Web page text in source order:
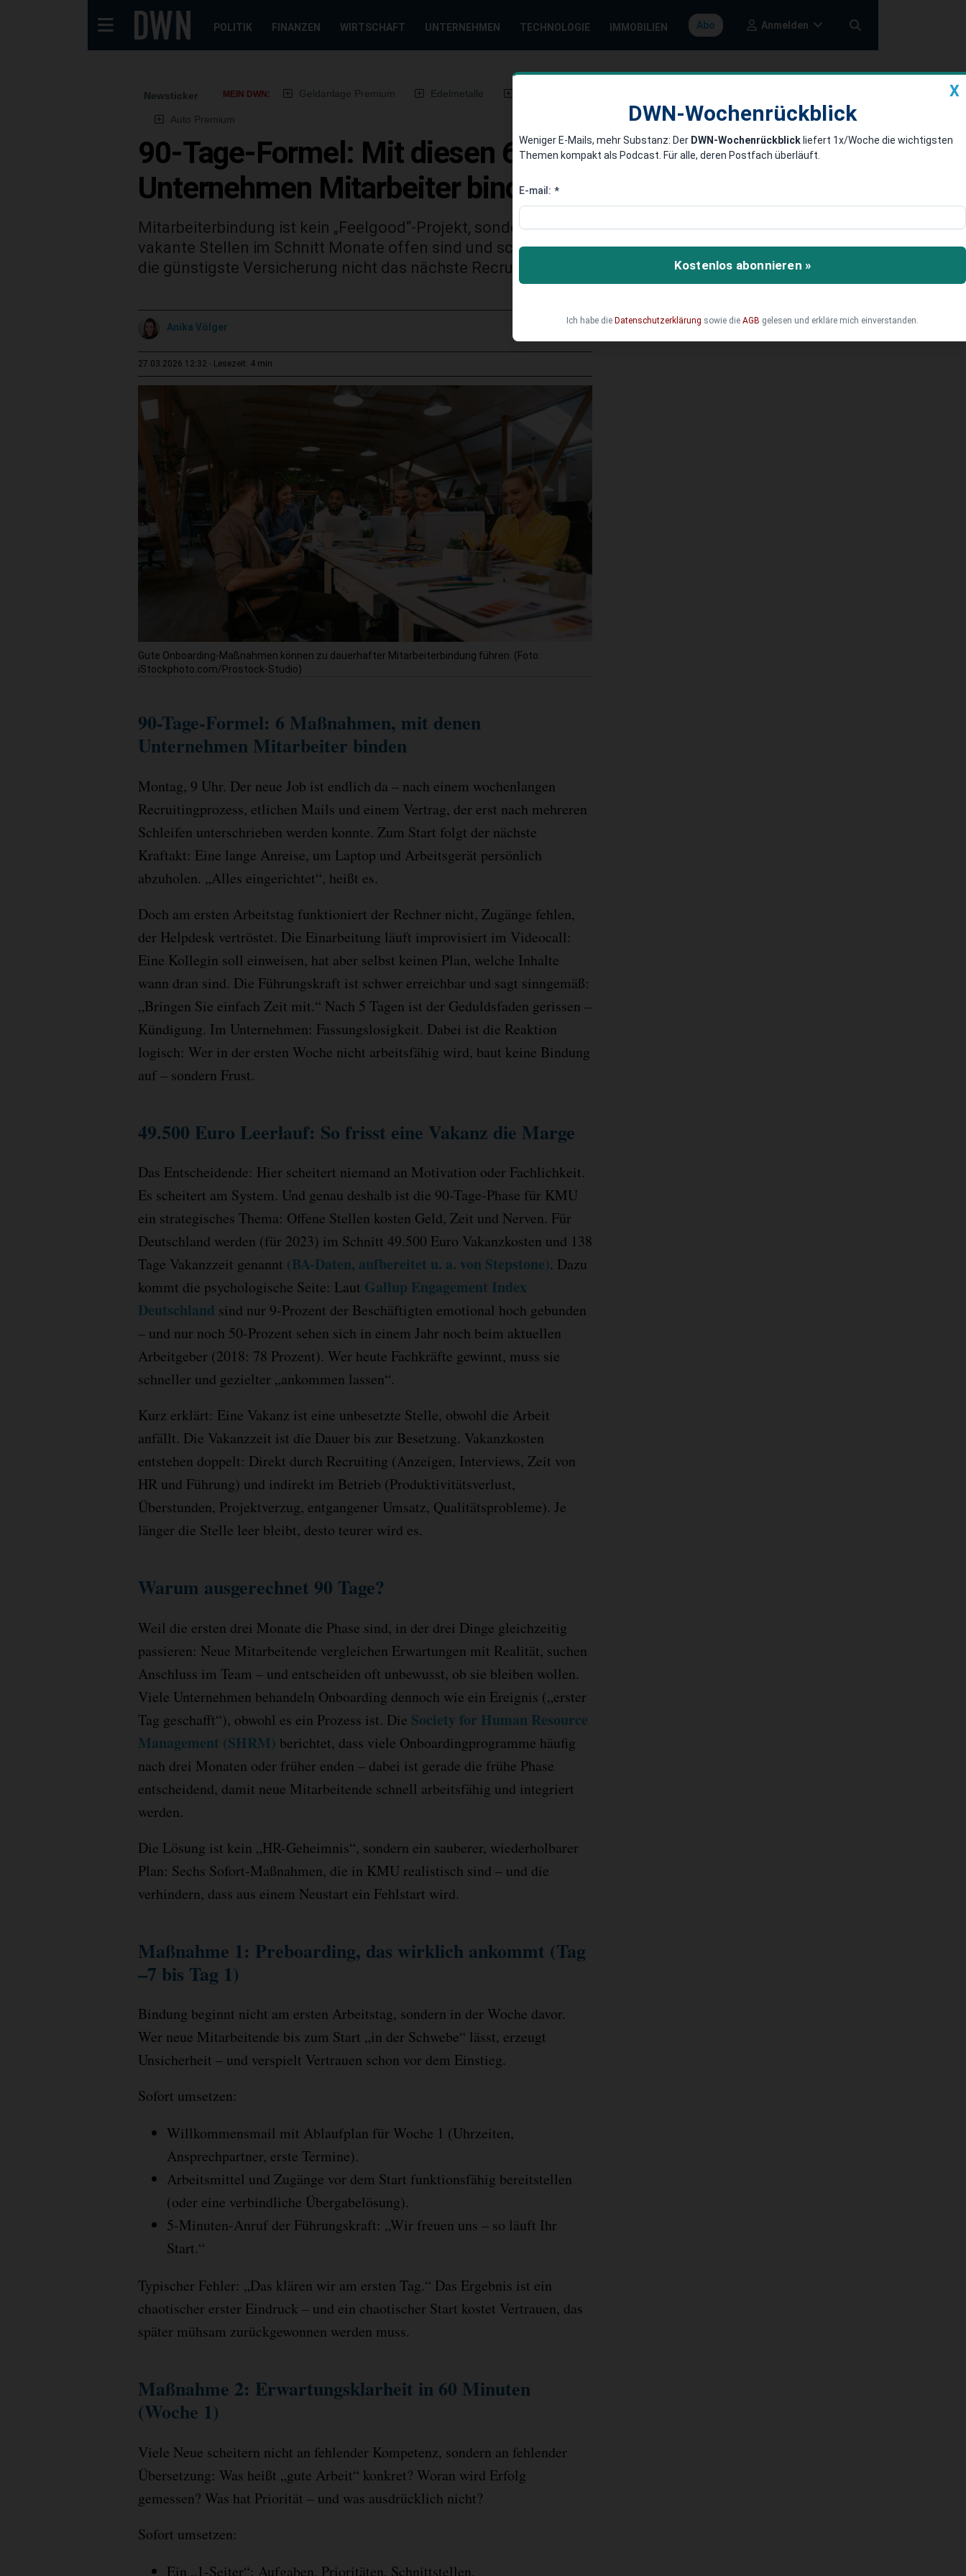
POLITIK FINANZEN WIRTSCHAFT UNTERNEHMEN TECHNOLOGIE IMMOBILIEN Abo Anmelden
Newsticker MEIN DWN: Geldanlage Premium Edelmetalle
Auto Premium
90-Tage-Formel: Mit diesen 6 Maßnahmen können
Unternehmen Mitarbeiter binden
Mitarbeiterbindung ist kein „Feelgood“-Projekt, sondern ein knallharter Wirtschaftsfaktor. Wenn
vakante Stellen im Schnitt Monate offen sind und schnell fünfstellige Kosten verursachen, ist
die günstigste Versicherung nicht das nächste Recruitingtool – sondern ein sauberer Start.
Anika Völger
27.03.2026 12:32 Lesezeit: 4 min
Gute Onboarding-Maßnahmen können zu dauerhafter Mitarbeiterbindung führen. (Foto:
iStockphoto.com/Prostock-Studio)
90-Tage-Formel: 6 Maßnahmen, mit denen
Unternehmen Mitarbeiter binden
Montag, 9 Uhr. Der neue Job ist endlich da – nach einem wochenlangen
Recruitingprozess, etlichen Mails und einem Vertrag, der erst nach mehreren
Schleifen unterschrieben werden konnte. Zum Start folgt der nächste
Kraftakt: Eine lange Anreise, um Laptop und Arbeitsgerät persönlich
abzuholen. „Alles eingerichtet“, heißt es.
Doch am ersten Arbeitstag funktioniert der Rechner nicht, Zugänge fehlen,
der Helpdesk vertröstet. Die Einarbeitung läuft improvisiert im Videocall:
Eine Kollegin soll einweisen, hat aber selbst keinen Plan, welche Inhalte
wann dran sind. Die Führungskraft ist schwer erreichbar und sagt sinngemäß:
„Bringen Sie einfach Zeit mit.“ Nach 5 Tagen ist der Geduldsfaden gerissen –
Kündigung. Im Unternehmen: Fassungslosigkeit. Dabei ist die Reaktion
logisch: Wer in der ersten Woche nicht arbeitsfähig wird, baut keine Bindung
auf – sondern Frust.
49.500 Euro Leerlauf: So frisst eine Vakanz die Marge
Das Entscheidende: Hier scheitert niemand an Motivation oder Fachlichkeit.
Es scheitert am System. Und genau deshalb ist die 90-Tage-Phase für KMU
ein strategisches Thema: Offene Stellen kosten Geld, Zeit und Nerven. Für
Deutschland werden (für 2023) im Schnitt 49.500 Euro Vakanzkosten und 138
Tage Vakanzzeit genannt (BA-Daten, aufbereitet u. a. von Stepstone). Dazu
kommt die psychologische Seite: Laut Gallup Engagement Index
Deutschland sind nur 9-Prozent der Beschäftigten emotional hoch gebunden
– und nur noch 50-Prozent sehen sich in einem Jahr noch beim aktuellen
Arbeitgeber (2018: 78 Prozent). Wer heute Fachkräfte gewinnt, muss sie
schneller und gezielter „ankommen lassen“.
Kurz erklärt: Eine Vakanz ist eine unbesetzte Stelle, obwohl die Arbeit
anfällt. Die Vakanzzeit ist die Dauer bis zur Besetzung. Vakanzkosten
entstehen doppelt: Direkt durch Recruiting (Anzeigen, Interviews, Zeit von
HR und Führung) und indirekt im Betrieb (Produktivitätsverlust,
Überstunden, Projektverzug, entgangener Umsatz, Qualitätsprobleme). Je
länger die Stelle leer bleibt, desto teurer wird es.
Warum ausgerechnet 90 Tage?
Weil die ersten drei Monate die Phase sind, in der drei Dinge gleichzeitig
passieren: Neue Mitarbeitende vergleichen Erwartungen mit Realität, suchen
Anschluss im Team – und entscheiden oft unbewusst, ob sie bleiben wollen.
Viele Unternehmen behandeln Onboarding dennoch wie ein Ereignis („erster
Tag geschafft“), obwohl es ein Prozess ist. Die Society for Human Resource
Management (SHRM) berichtet, dass viele Onboardingprogramme häufig
nach drei Monaten oder früher enden – dabei ist gerade die frühe Phase
entscheidend, damit neue Mitarbeitende schnell arbeitsfähig und integriert
werden.
Die Lösung ist kein „HR-Geheimnis“, sondern ein sauberer, wiederholbarer
Plan: Sechs Sofort-Maßnahmen, die in KMU realistisch sind – und die
verhindern, dass aus einem Neustart ein Fehlstart wird.
Maßnahme 1: Preboarding, das wirklich ankommt (Tag
–7 bis Tag 1)
Bindung beginnt nicht am ersten Arbeitstag, sondern in der Woche davor.
Wer neue Mitarbeitende bis zum Start „in der Schwebe“ lässt, erzeugt
Unsicherheit – und verspielt Vertrauen schon vor dem Einstieg.
Sofort umsetzen:
Willkommensmail mit Ablaufplan für Woche 1 (Uhrzeiten,
Ansprechpartner, erste Termine).
Arbeitsmittel und Zugänge vor dem Start funktionsfähig bereitstellen
(oder eine verbindliche Übergabelösung).
5-Minuten-Anruf der Führungskraft: „Wir freuen uns – so läuft Ihr
Start.“
Typischer Fehler: „Das klären wir am ersten Tag.“ Das Ergebnis ist ein
chaotischer erster Eindruck – und ein chaotischer Start kostet Vertrauen, das
später mühsam zurückgewonnen werden muss.
Maßnahme 2: Erwartungsklarheit in 60 Minuten
(Woche 1)
Viele Neue scheitern nicht an fehlender Kompetenz, sondern an fehlender
Übersetzung: Was heißt „gute Arbeit“ konkret? Woran wird Erfolg
gemessen? Was hat Priorität – und was ausdrücklich nicht?
Sofort umsetzen:
Ein „1-Seiter“: Aufgaben, Prioritäten, Schnittstellen,
X
DWN-Wochenrückblick
Weniger E-Mails, mehr Substanz: Der DWN-Wochenrückblick liefert 1x/Woche die wichtigsten
Themen kompakt als Podcast. Für alle, deren Postfach überläuft.
E-mail: *
Kostenlos abonnieren »
Ich habe die Datenschutzerklärung sowie die AGB gelesen und erkläre mich einverstanden.